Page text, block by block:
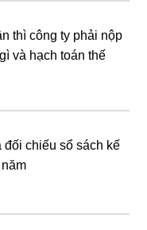
thì công ty phải nộp
và hạch toán thế
đối chiếu sổ sách kế